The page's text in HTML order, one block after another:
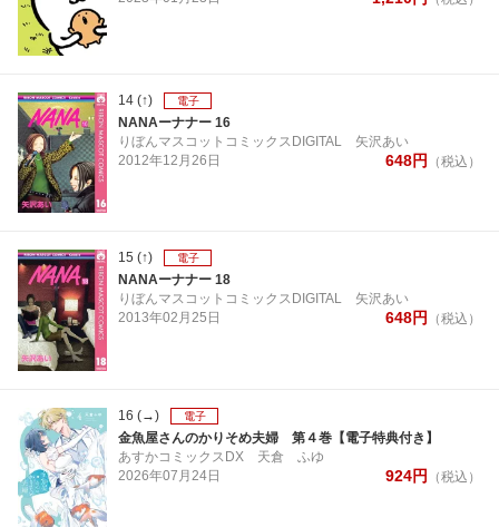
14 (↑) 電子
NANAーナナー 16
りぼんマスコットコミックスDIGITAL 矢沢あい
2012年12月 26日 648円 （税込）
15 (↑) 電子
NANAーナナー 18
りぼんマスコットコミックスDIGITAL 矢沢あい
2013年02月 25日 648円 （税込）
16 (→) 電子
金魚屋さんのかりそめ夫婦 第４巻【電子特典付き】
あすかコミックスDX 天倉 ふゆ
2026年07月 24日 924円 （税込）